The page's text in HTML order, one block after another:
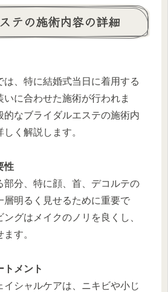
テの施術内容の詳細
は、特に結婚式当日に着用する
いに合わせた施術が行われま
的なブライダルエステの施術内
く解説します。
性
部分、特に顔、首、デコルテの
層明るく見せるために重要で
グはメイクのノリを良くし、
す。
トメント
イシャルケアは、ニキビや小じ